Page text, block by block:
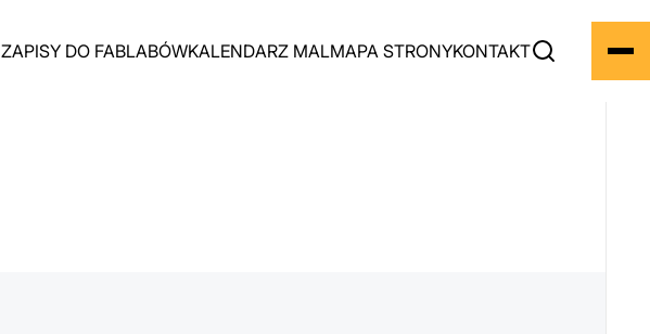
ZAPISY DO FABLABÓWKALENDARZ MALMAPA STRONYKONTAKT